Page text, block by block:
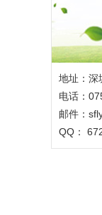
地址：深
电话：
邮件：
QQ：